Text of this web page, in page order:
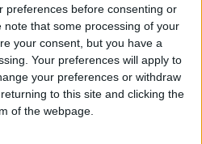
preferences before consenting or
note that some processing of your
your consent, but you have a
Your preferences will apply to
your preferences or withdraw
to this site and clicking the
of the webpage.
“Tenho estado a preparar
esta semana. Se
atrasos, terei apenas um
E o dia de um
desafiante em termos de